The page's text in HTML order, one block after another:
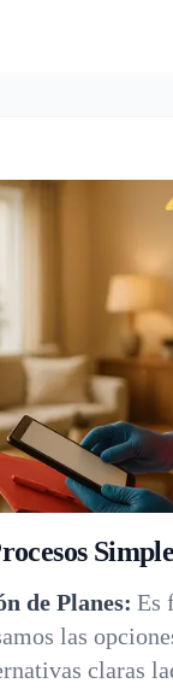
de Planes: Es
las
claras